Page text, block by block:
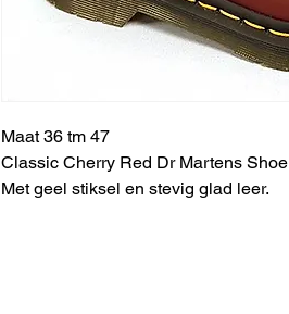
Maat 36 tm 47
Classic Cherry Red Dr Martens Shoe
Met geel stiksel en stevig glad leer.